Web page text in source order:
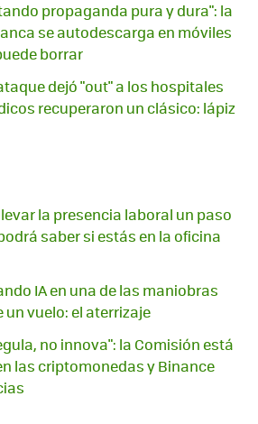
propaganda pura y dura": la
se autodescarga en móviles
borrar
dejó "out" a los hospitales
recuperaron un clásico: lápiz
la presencia laboral un paso
saber si estás en la oficina
IA en una de las maniobras
vuelo: el aterrizaje
no innova": la Comisión está
las criptomonedas y Binance